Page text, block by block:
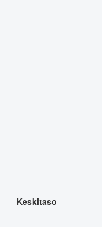
Keskitaso